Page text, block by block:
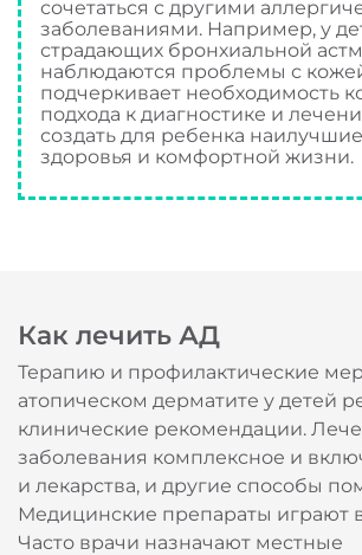
сочетаться с другими
заболеваниями. Например, у
страдающих бронхиальной
наблюдаются проблемы с
подчеркивает необходимость
подхода к диагностике и
создать для ребенка
здоровья и комфортной жизни.
Как лечить АД
Терапию и профилактические
атопическом дерматите у детей
клинические рекомендации.
заболевания комплексное и
и лекарства, и другие способы
Медицинские препараты играют
Часто врачи назначают местные
Благодарим за
Наши специалисты
ближайшее время.
Широкий
аптечных